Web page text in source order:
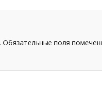
Обязательные поля